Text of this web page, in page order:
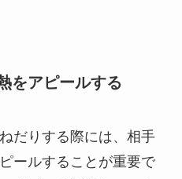
をアピールする
だりする際には、相手
ールすることが重要で